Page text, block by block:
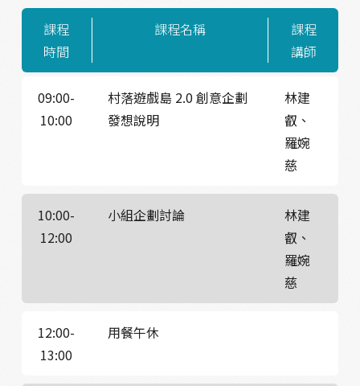
課程
時間
課程名稱
課程
講師
09:00-
10:00
村落遊戲島 2.0 創意企劃
發想說明
林建
叡、
羅婉
慈
10:00-
12:00
小組企劃討論
林建
叡、
羅婉
慈
12:00-
13:00
用餐午休